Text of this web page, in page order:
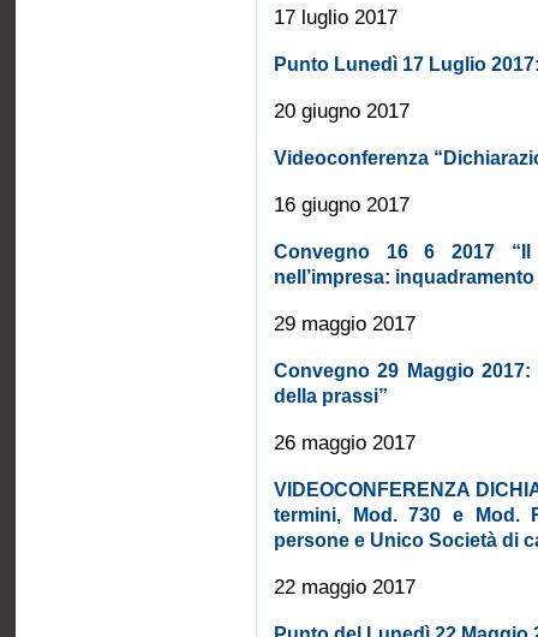
17 luglio 2017
Punto Lunedì 17 Luglio
20 giugno 2017
Videoconferenza
16 giugno 2017
Convegno 16 6 2017
nell’impresa:
29 maggio 2017
Convegno 29 Maggio
della prassi”
26 maggio 2017
VIDEOCONFERENZA
termini, Mod. 730 e Mod.
persone e Unico Società di
22 maggio 2017